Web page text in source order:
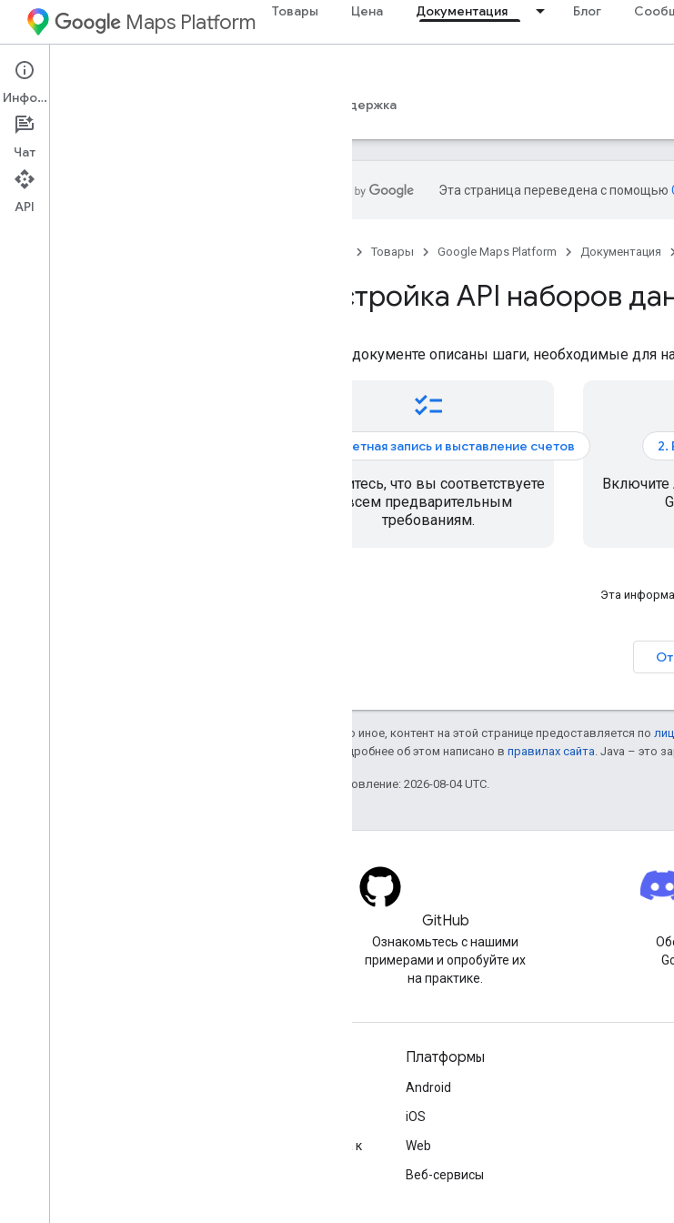
Maps Platform Товары Цена Документация Блог
Maps Datasets API
Руководства
Поддержка
Эта страница переведена с помощью
Товары Google Maps Platform Документация
Настройка API наборов
В этом документе описаны шаги, необходимые для
checklist
1. Учетная запись и выставление счетов
Убедитесь, что вы соответствуете
всем предварительным
требованиям.
2.
Включите
Эта
Если не указано иное, контент на этой странице предоставляется по
. Подробнее об этом написано в правилах сайта . Java – это
Последнее обновление: 2026-08-04 UTC.
GitHub
Ознакомьтесь с нашими
примерами и опробуйте их
на практике.
Рекомендации по обеспечению безопасности доступа к
Платформы
Android
iOS
Web
Веб-сервисы
Информация
Чат
API